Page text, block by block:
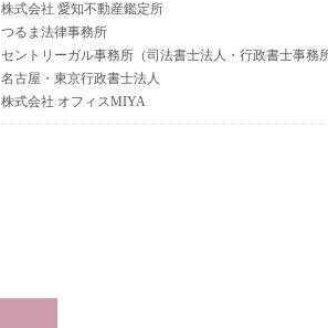
株式会社 愛知不動産鑑定所
つるま法律事務所
セントリーガル事務所（司法書士法人・行政書士事務
名古屋・東京行政書士法人
株式会社 オフィスMIYA